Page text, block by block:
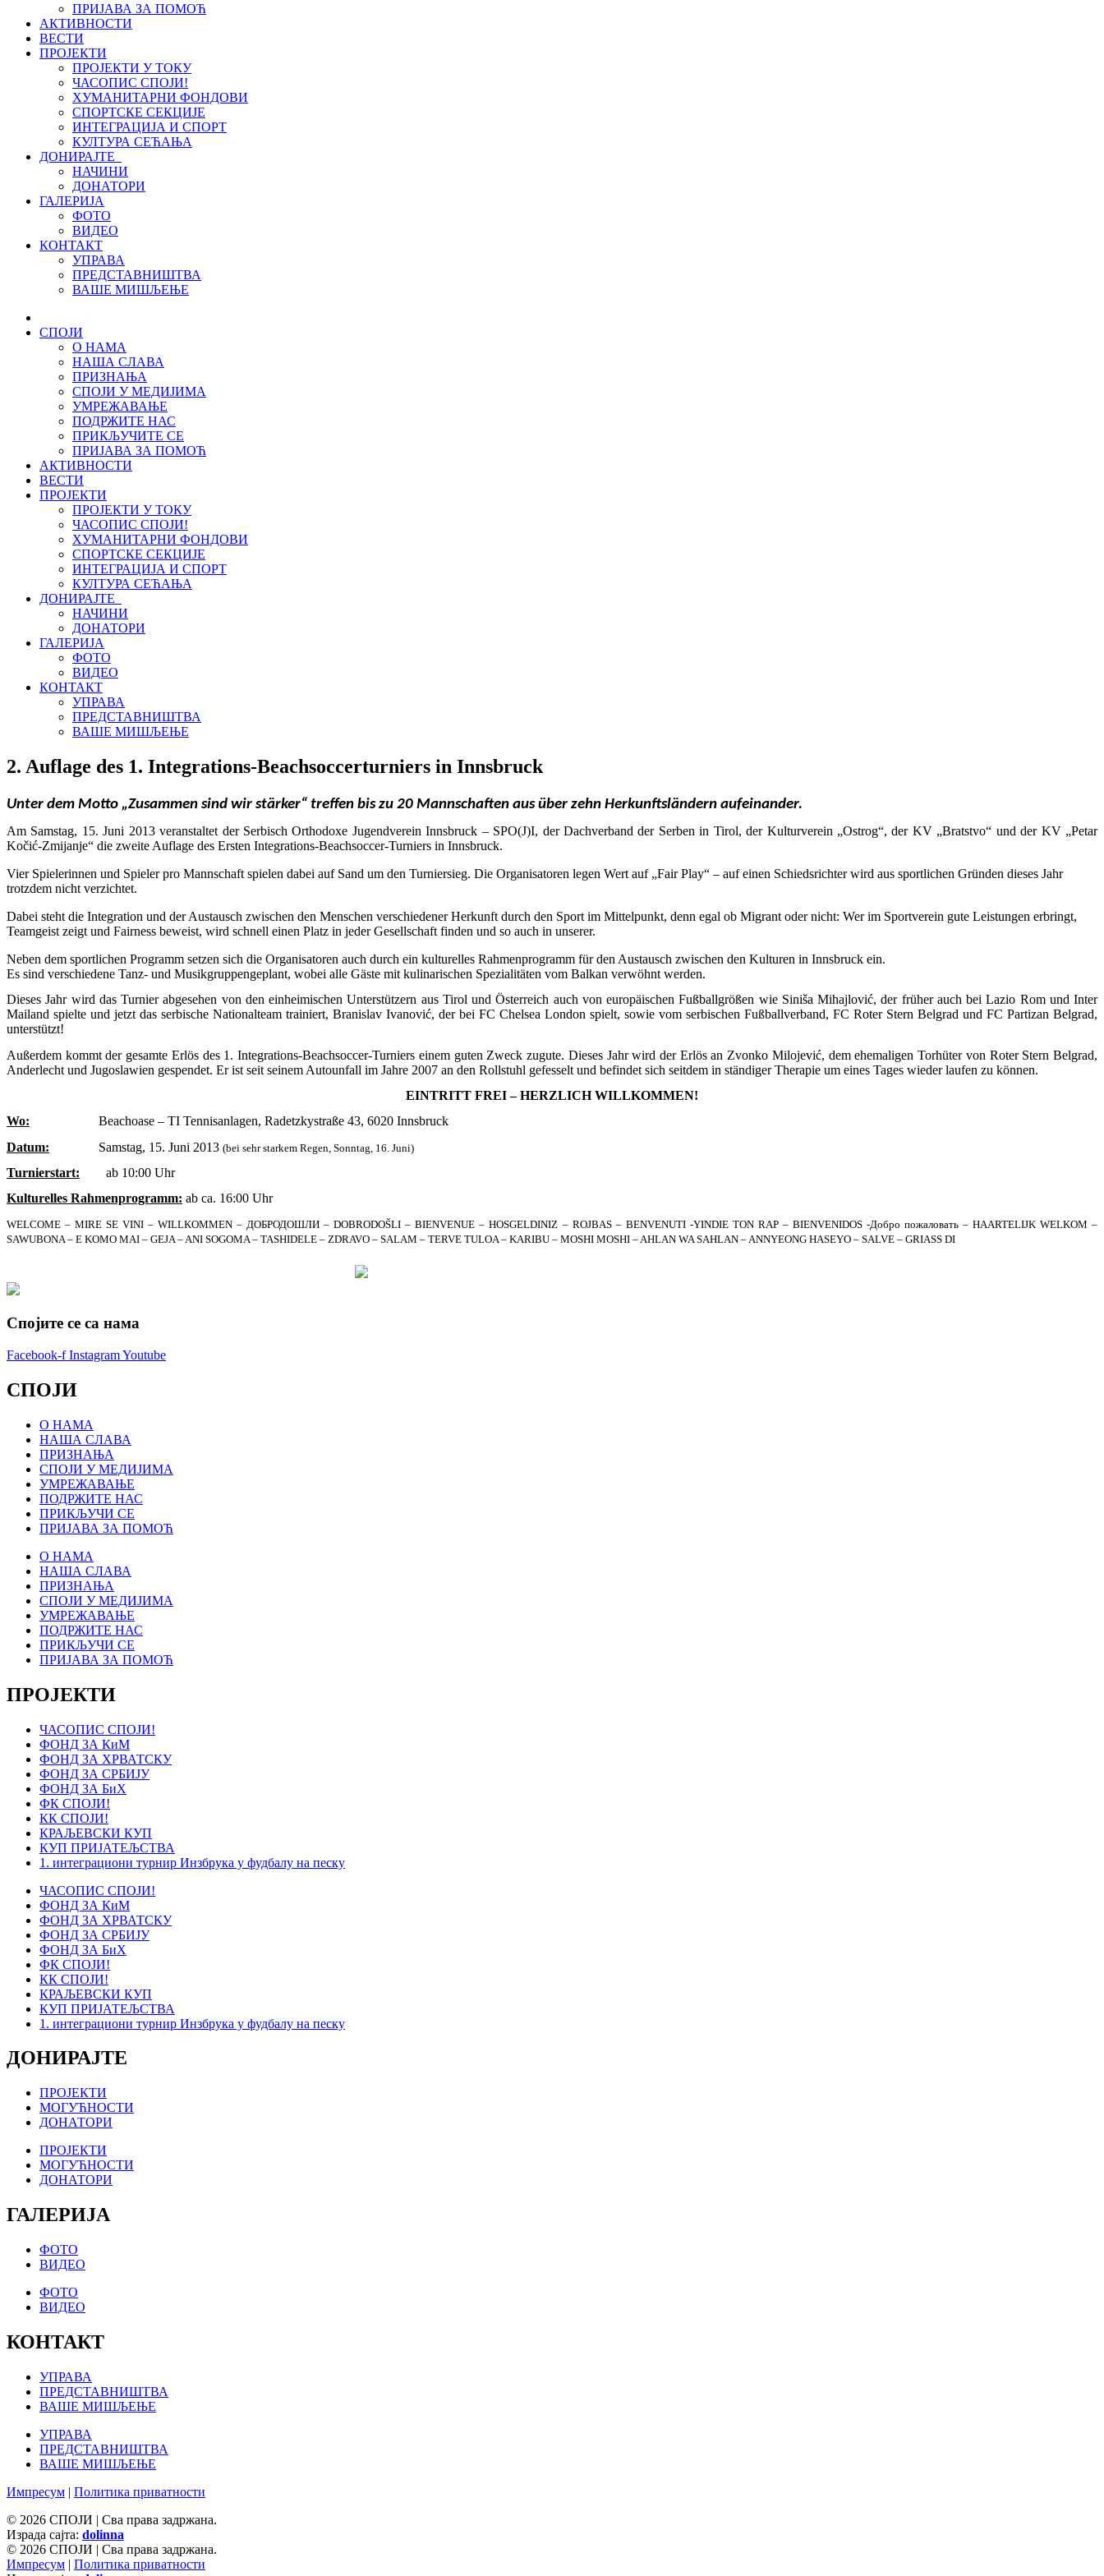
ПРИЈАВА ЗА ПОМОЋ
АКТИВНОСТИ
ВЕСТИ
ПРОЈЕКТИ
ПРОЈЕКТИ У ТОКУ
ЧАСОПИС СПОЈИ!
ХУМАНИТАРНИ ФОНДОВИ
СПОРТСКЕ СЕКЦИЈЕ
ИНТЕГРАЦИЈА И СПОРТ
КУЛТУРА СЕЋАЊА
ДОНИРАЈТЕ
НАЧИНИ
ДОНАТОРИ
ГАЛЕРИЈА
ФОТО
ВИДЕО
КОНТАКТ
УПРАВА
ПРЕДСТАВНИШТВА
ВАШЕ МИШЉЕЊЕ
СПОЈИ
О НАМА
НАША СЛАВА
ПРИЗНАЊА
СПОЈИ У МЕДИЈИМА
УМРЕЖАВАЊЕ
ПОДРЖИТЕ НАС
ПРИКЉУЧИТЕ СЕ
ПРИЈАВА ЗА ПОМОЋ
АКТИВНОСТИ
ВЕСТИ
ПРОЈЕКТИ
ПРОЈЕКТИ У ТОКУ
ЧАСОПИС СПОЈИ!
ХУМАНИТАРНИ ФОНДОВИ
СПОРТСКЕ СЕКЦИЈЕ
ИНТЕГРАЦИЈА И СПОРТ
КУЛТУРА СЕЋАЊА
ДОНИРАЈТЕ
НАЧИНИ
ДОНАТОРИ
ГАЛЕРИЈА
ФОТО
ВИДЕО
КОНТАКТ
УПРАВА
ПРЕДСТАВНИШТВА
ВАШЕ МИШЉЕЊЕ
2. Auflage des 1. Integrations-Beachsoccerturniers in Innsbruck
Unter dem Motto „Zusammen sind wir stärker“ treffen bis zu 20 Mannschaften aus über zehn Herkunftsländern aufeinander.
Am Samstag, 15. Juni 2013 veranstaltet der Serbisch Orthodoxe Jugendverein Innsbruck – SPO(J)I, der Dachverband der Serben in Tirol, der Kulturverein „Ostrog“, der KV „Bratstvo“ und der KV „Petar
Kočić-Zmijanje“ die zweite Auflage des Ersten Integrations-Beachsoccer-Turniers in Innsbruck.
Vier Spielerinnen und Spieler pro Mannschaft spielen dabei auf Sand um den Turniersieg. Die Organisatoren legen Wert auf „Fair Play“ – auf einen Schiedsrichter wird aus sportlichen Gründen dieses Jahr
trotzdem nicht verzichtet.
Dabei steht die Integration und der Austausch zwischen den Menschen verschiedener Herkunft durch den Sport im Mittelpunkt, denn egal ob Migrant oder nicht: Wer im Sportverein gute Leistungen erbringt,
Teamgeist zeigt und Fairness beweist, wird schnell einen Platz in jeder Gesellschaft finden und so auch in unserer.
Neben dem sportlichen Programm setzen sich die Organisatoren auch durch ein kulturelles Rahmenprogramm für den Austausch zwischen den Kulturen in Innsbruck ein.
Es sind verschiedene Tanz- und Musikgruppengeplant, wobei alle Gäste mit kulinarischen Spezialitäten vom Balkan verwöhnt werden.
Dieses Jahr wird das Turnier abgesehen von den einheimischen Unterstützern aus Tirol und Österreich auch von europäischen Fußballgrößen wie Siniša Mihajlović, der früher auch bei Lazio Rom und Inter
Mailand spielte und jetzt das serbische Nationalteam trainiert, Branislav Ivanović, der bei FC Chelsea London spielt, sowie vom serbischen Fußballverband, FC Roter Stern Belgrad und FC Partizan Belgrad,
unterstützt!
Außerdem kommt der gesamte Erlös des 1. Integrations-Beachsoccer-Turniers einem guten Zweck zugute. Dieses Jahr wird der Erlös an Zvonko Milojević, dem ehemaligen Torhüter von Roter Stern Belgrad,
Anderlecht und Jugoslawien gespendet. Er ist seit seinem Autounfall im Jahre 2007 an den Rollstuhl gefesselt und befindet sich seitdem in ständiger Therapie um eines Tages wieder laufen zu können.
EINTRITT FREI – HERZLICH WILLKOMMEN!
Wo:
Beachoase – TI Tennisanlagen, Radetzkystraße 43, 6020 Innsbruck
Datum:
Samstag, 15. Juni 2013 (bei sehr starkem Regen, Sonntag, 16. Juni)
Turnierstart:
ab 10:00 Uhr
Kulturelles Rahmenprogramm: ab ca. 16:00 Uhr
WELCOME – MIRE SE VINI – WILLKOMMEN – ДОБРОДОШЛИ – DOBRODOŠLI – BIENVENUE – HOSGELDINIZ – ROJBAS – BENVENUTI -YINDIE TON RAP – BIENVENIDOS -Добро пожаловать – HAARTELIJK WELKOM –
SAWUBONA – E KOMO MAI – GEJA – ANI SOGOMA – TASHIDELE – ZDRAVO – SALAM – TERVE TULOA – KARIBU – MOSHI MOSHI – AHLAN WA SAHLAN – ANNYEONG HASEYO – SALVE – GRIASS DI
Спојите се са нама
Facebook-f InstagramYoutube
СПОЈИ
О НАМА
НАША СЛАВА
ПРИЗНАЊА
СПОЈИ У МЕДИЈИМА
УМРЕЖАВАЊЕ
ПОДРЖИТЕ НАС
ПРИКЉУЧИ СЕ
ПРИЈАВА ЗА ПОМОЋ
О НАМА
НАША СЛАВА
ПРИЗНАЊА
СПОЈИ У МЕДИЈИМА
УМРЕЖАВАЊЕ
ПОДРЖИТЕ НАС
ПРИКЉУЧИ СЕ
ПРИЈАВА ЗА ПОМОЋ
ПРОЈЕКТИ
ЧАСОПИС СПОЈИ!
ФОНД ЗА КиМ
ФОНД ЗА ХРВАТСКУ
ФОНД ЗА СРБИЈУ
ФОНД ЗА БиХ
ФК СПОЈИ!
КК СПОЈИ!
КРАЉЕВСКИ КУП
КУП ПРИЈАТЕЉСТВА
1. интеграциони турнир Инзбрука у фудбалу на песку
ЧАСОПИС СПОЈИ!
ФОНД ЗА КиМ
ФОНД ЗА ХРВАТСКУ
ФОНД ЗА СРБИЈУ
ФОНД ЗА БиХ
ФК СПОЈИ!
КК СПОЈИ!
КРАЉЕВСКИ КУП
КУП ПРИЈАТЕЉСТВА
1. интеграциони турнир Инзбрука у фудбалу на песку
ДОНИРАЈТЕ
ПРОЈЕКТИ
МОГУЋНОСТИ
ДОНАТОРИ
ПРОЈЕКТИ
МОГУЋНОСТИ
ДОНАТОРИ
ГАЛЕРИЈА
ФОТО
ВИДЕО
ФОТО
ВИДЕО
КОНТАКТ
УПРАВА
ПРЕДСТАВНИШТВА
ВАШЕ МИШЉЕЊЕ
УПРАВА
ПРЕДСТАВНИШТВА
ВАШЕ МИШЉЕЊЕ
Импресум | Политика приватности
© 2026 СПОЈИ | Сва права задржана.
Израда сајта: dolinna
© 2026 СПОЈИ | Сва права задржана.
Импресум | Политика приватности